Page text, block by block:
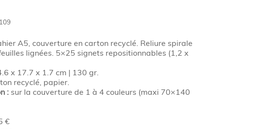
€
A5, couverture en carton recyclé. Reliure spirale
lignées. 5×25 signets repositionnables (1,2 x
x 17.7 x 1.7 cm | 130 gr.
recyclé, papier.
:sur la couverture de 1 à 4 couleurs (maxi 70×140